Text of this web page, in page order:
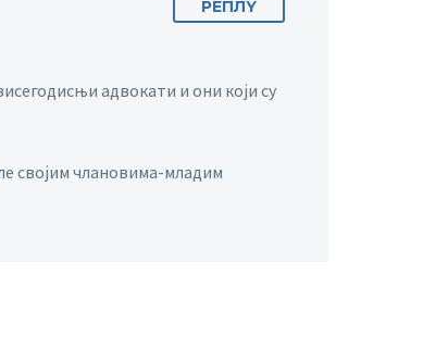
РЕПЛY
адвокати и они који су
својим члановима-младим